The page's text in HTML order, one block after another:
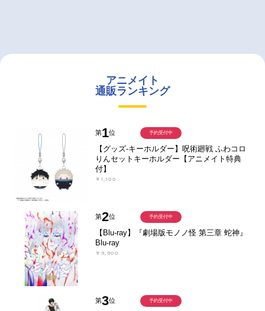
アニメイト
通販ランキング
第1位
【グッズ-キーホルダー】呪術廻戦 ふわコロ
りんセットキーホルダー【アニメイト特典
付】
￥1,100
予約受付中
第2位
【Blu-ray】『劇場版モノノ怪 第三章 蛇神』
Blu-ray
￥9,900
予約受付中
第3位 予約受付中